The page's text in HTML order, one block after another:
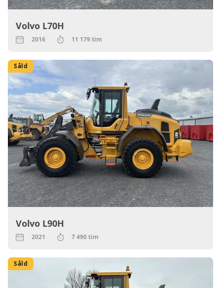
Volvo L70H
2016 11 179 tim
Såld
Volvo L90H
2021 7 490 tim
Såld